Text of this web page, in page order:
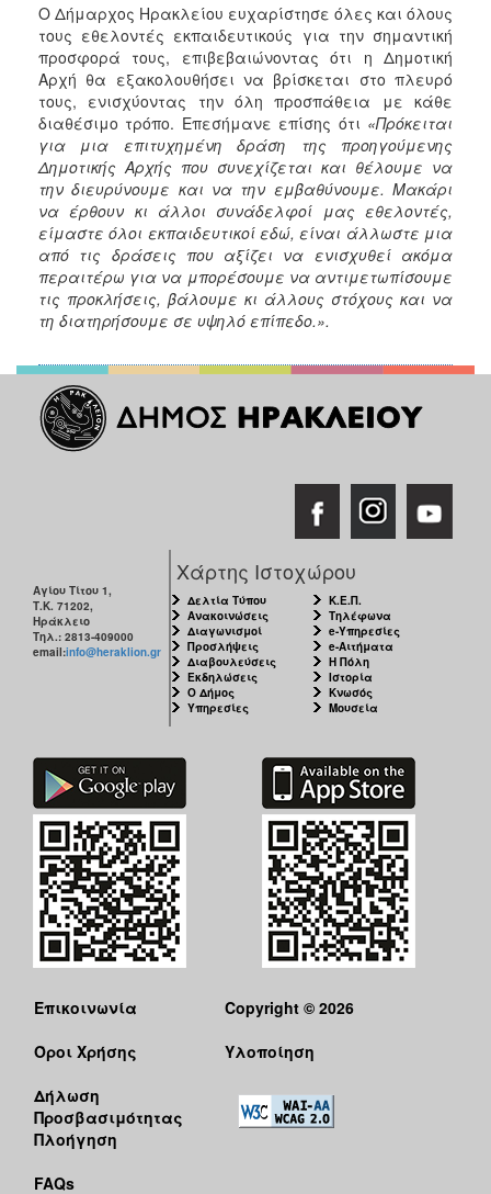
Ο Δήμαρχος Ηρακλείου ευχαρίστησε όλες και όλους
τους εθελοντές εκπαιδευτικούς για την σημαντική
προσφορά τους, επιβεβαιώνοντας ότι η Δημοτική
Αρχή θα εξακολουθήσει να βρίσκεται στο πλευρό
τους, ενισχύοντας την όλη προσπάθεια με κάθε
διαθέσιμο τρόπο. Επεσήμανε επίσης ότι «Πρόκειται
για μια επιτυχημένη δράση της προηγούμενης
Δημοτικής Αρχής που συνεχίζεται και θέλουμε να
την διευρύνουμε και να την εμβαθύνουμε. Μακάρι
να έρθουν κι άλλοι συνάδελφοί μας εθελοντές,
είμαστε όλοι εκπαιδευτικοί εδώ, είναι άλλωστε μια
από τις δράσεις που αξίζει να ενισχυθεί ακόμα
περαιτέρω για να μπορέσουμε να αντιμετωπίσουμε
τις προκλήσεις, βάλουμε κι άλλους στόχους και να
τη διατηρήσουμε σε υψηλό επίπεδο.».
Αγίου Τίτου 1,
Τ.Κ. 71202,
Ηράκλειο
Τηλ.: 2813-409000
email:info@heraklion.gr
Χάρτης Ιστοχώρου
Δελτία Τύπου
Ανακοινώσεις
Διαγωνισμοί
Προσλήψεις
Διαβουλεύσεις
Εκδηλώσεις
Ο Δήμος
Υπηρεσίες
Κ.Ε.Π.
Τηλέφωνα
e-Υπηρεσίες
e-Αιτήματα
Η Πόλη
Ιστορία
Κνωσός
Μουσεία
Επικοινωνία
Όροι Χρήσης
Δήλωση
Προσβασιμότητας
Πλοήγηση
FAQs
Copyright © 2026
Υλοποίηση